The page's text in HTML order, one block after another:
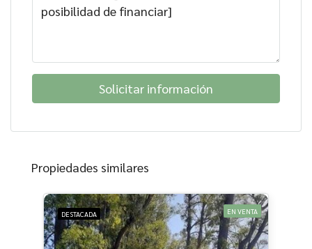
Solicitar información
Propiedades similares
DESTACADA EN VENTA